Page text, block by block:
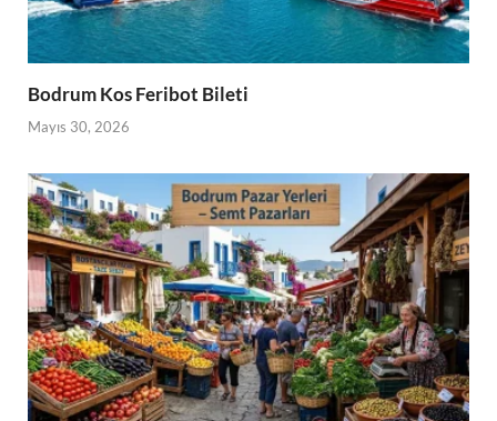
Bodrum Kos Feribot Bileti
Mayıs 30, 2026